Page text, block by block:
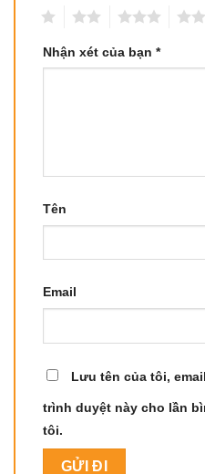
Nhận xét của bạn *
Tên
Email
Lưu tên của tôi,
trình duyệt này cho lần
tôi.